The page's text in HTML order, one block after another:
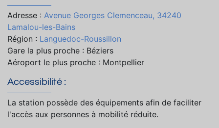
Adresse : Avenue Georges Clemenceau, 34240
Lamalou-les-Bains
Région : Languedoc-Roussillon
Gare la plus proche : Béziers
Aéroport le plus proche : Montpellier
Accessibilité :
La station possède des équipements afin de faciliter
l'accès aux personnes à mobilité réduite.